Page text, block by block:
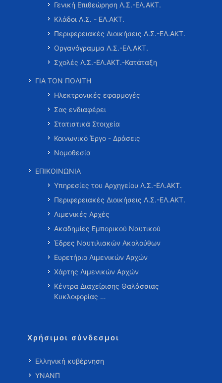
Γενική Επιθεώρηση Λ.Σ.-ΕΛ.ΑΚΤ.
Κλάδοι Λ.Σ. - ΕΛ.ΑΚΤ.
Περιφερειακές Διοικήσεις Λ.Σ.-ΕΛ.ΑΚΤ.
Οργανόγραμμα Λ.Σ.-ΕΛ.ΑΚΤ.
Σχολές Λ.Σ.-ΕΛ.ΑΚΤ.-Κατάταξη
ΓΙΑ ΤΟΝ ΠΟΛΙΤΗ
Ηλεκτρονικές εφαρμογές
Σας ενδιαφέρει
Στατιστικά Στοιχεία
Κοινωνικό Έργο - Δράσεις
Νομοθεσία
ΕΠΙΚΟΙΝΩΝΙΑ
Υπηρεσίες του Αρχηγείου Λ.Σ.-ΕΛ.ΑΚΤ.
Περιφερειακές Διοικήσεις Λ.Σ.-ΕΛ.ΑΚΤ.
Λιμενικές Αρχές
Ακαδημίες Εμπορικού Ναυτικού
Έδρες Ναυτιλιακών Ακολούθων
Ευρετήριο Λιμενικών Αρχών
Χάρτης Λιμενικών Αρχών
Κέντρα Διαχείρισης Θαλάσσιας
Κυκλοφορίας …
Χρήσιμοι σύνδεσμοι
Ελληνική κυβέρνηση
ΥΝΑΝΠ